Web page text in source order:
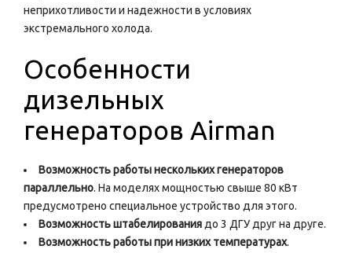
неприхотливости и надежности в условиях
экстремального холода.
Особенности
дизельных
генераторов Airman
Возможность работы нескольких генераторов
параллельно. На моделях мощностью свыше 80 кВт
предусмотрено специальное устройство для этого.
Возможность штабелирования до 3 ДГУ друг на друге.
Возможность работы при низких температурах.